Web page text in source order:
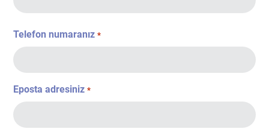
Telefon numaranız *
Eposta adresiniz *